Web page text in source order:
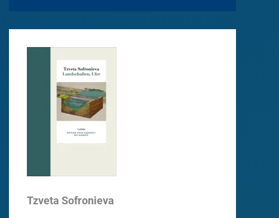
Tzveta Sofronieva